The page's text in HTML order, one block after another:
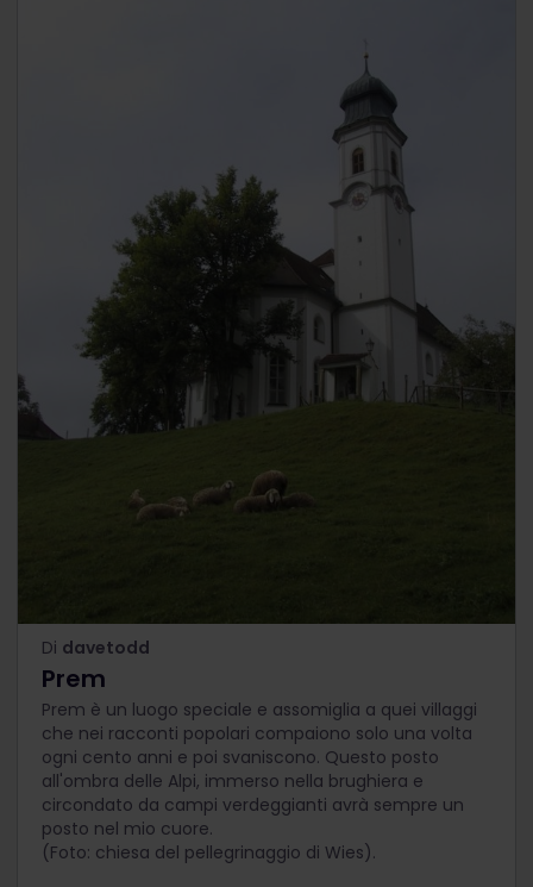
Di davetodd
Prem
Prem è un luogo speciale e assomiglia a quei villaggi
che nei racconti popolari compaiono solo una volta
ogni cento anni e poi svaniscono. Questo posto
all'ombra delle Alpi, immerso nella brughiera e
circondato da campi verdeggianti avrà sempre un
posto nel mio cuore.
(Foto: chiesa del pellegrinaggio di Wies).